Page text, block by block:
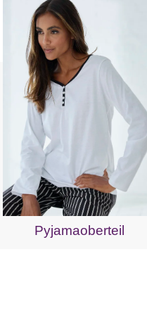
Pyjamaoberteil